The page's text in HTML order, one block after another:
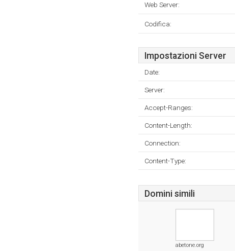
Web Server:
Codifica:
Impostazioni Server
Date:
Server:
Accept-Ranges:
Content-Length:
Connection:
Content-Type:
Domini simili
abetone.org